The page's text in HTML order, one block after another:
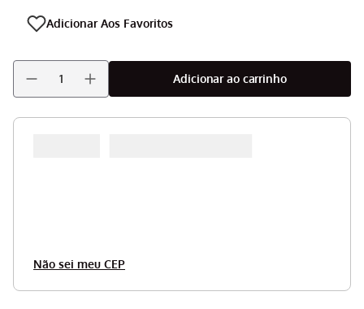
Adicionar ao carrinho
Não sei meu CEP